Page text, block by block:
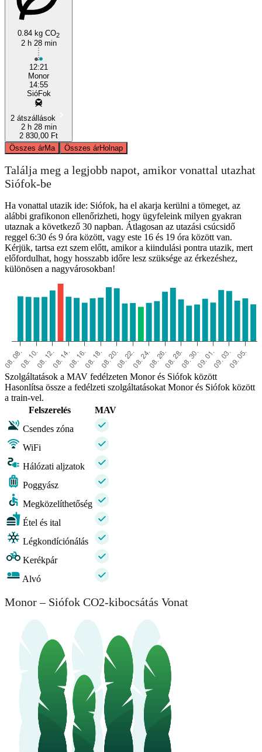
0.84 kg CO2
2 h 28 min
12:21
Monor
14:55
SióFok
2 átszállások
2 h 28 min
2 830,00 Ft
Összes árMa Összes árHolnap
Találja meg a legjobb napot, amikor vonattal utazhat
Siófok-be
Ha vonattal utazik ide: Siófok, ha el akarja kerülni a tömeget, az
alábbi grafikonon ellenőrizheti, hogy ügyfeleink milyen gyakran
utaznak a következő 30 napban. Átlagosan az utazási csúcsidő
reggel 6:30 és 9 óra között, vagy este 16 és 19 óra között van.
Kérjük, tartsa ezt szem előtt, amikor a kiindulási pontra utazik, mert
előfordulhat, hogy hosszabb időre lesz szüksége az érkezéshez,
különösen a nagyvárosokban!
Szolgáltatások a MAV fedélzeten Monor és Siófok között
Hasonlítsa össze a fedélzeti szolgáltatásokat Monor és Siófok között
a train-vel.
Felszerelés
MAV
Csendes zóna
WiFi
Hálózati aljzatok
Poggyász
Megközelíthetőség
Étel és ital
Légkondíciónálás
Kerékpár
Alvó
Monor – Siófok CO2-kibocsátás Vonat